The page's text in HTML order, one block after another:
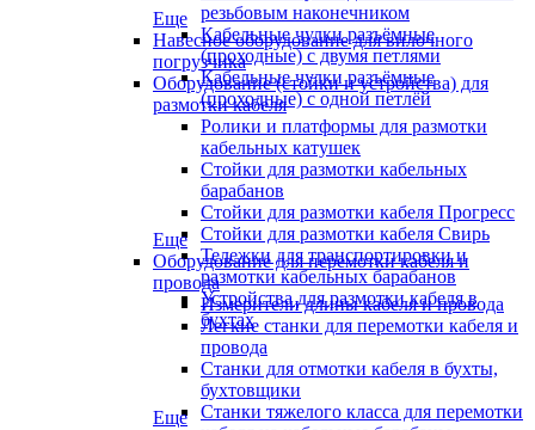
резьбовым наконечником
Кабельные чулки разъёмные
(проходные) с двумя петлями
Кабельные чулки разъёмные
(проходные) с одной петлёй
Еще
Навесное оборудование для вилочного
погрузчика
Оборудование (стойки и устройства) для
размотки кабеля
Ролики и платформы для размотки
кабельных катушек
Стойки для размотки кабельных
барабанов
Стойки для размотки кабеля Прогресс
Стойки для размотки кабеля Свирь
Тележки для транспортировки и
размотки кабельных барабанов
Устройства для размотки кабеля в
бухтах
Еще
Оборудование для перемотки кабеля и
провода
Измерители длины кабеля и провода
Легкие станки для перемотки кабеля и
провода
Станки для отмотки кабеля в бухты,
бухтовщики
Станки тяжелого класса для перемотки
Еще